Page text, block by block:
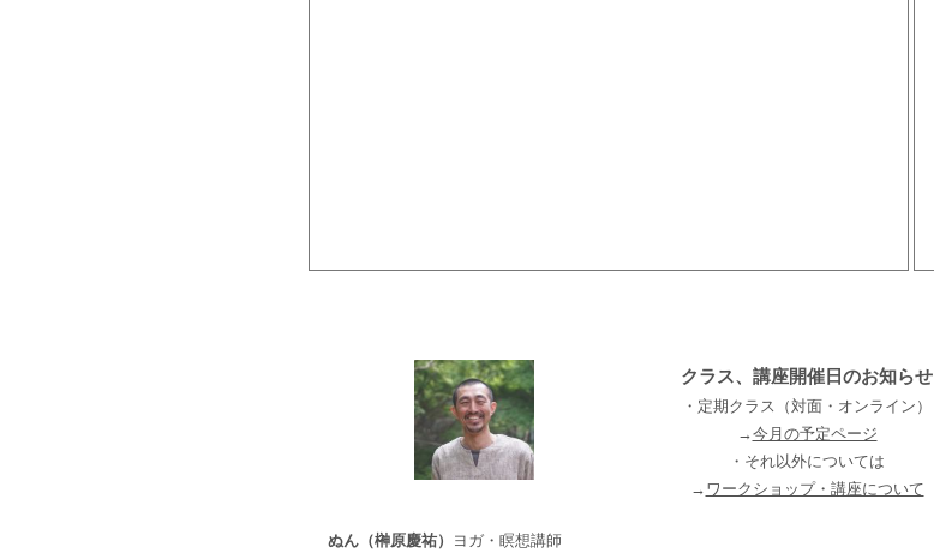
ぬん（榊原慶祐） ヨガ・瞑想講師
クラス、講座開催日のお知らせ
・定期クラス（対面・オンライン）
→今月の予定ページ
・それ以外については
→ ワークショップ・講座について